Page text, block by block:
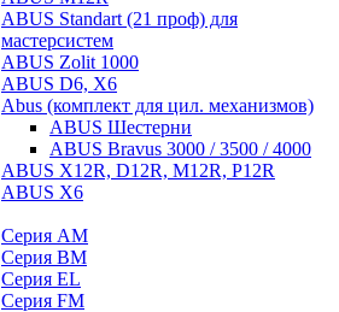
ABUS Standart (21 проф) для
мастерсистем
ABUS Zolit 1000
ABUS D6, X6
Abus (комплект для цил. механизмов)
ABUS Шестерни
ABUS Bravus 3000 / 3500 / 4000
ABUS X12R, D12R, M12R, P12R
ABUS X6
Серия AM
Серия BM
Серия EL
Серия FM